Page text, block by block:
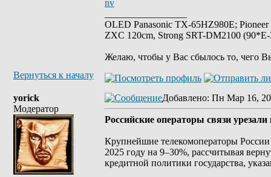
nv
OLED Panasonic TX-65HZ980E;
ZXC 120cm, Strong SRT-DM2100
Желаю, чтобы у Вас сбылось то, чего
Вернуться к началу
yorick
Модератор
Добавлено: Пн Мар 16,
Российские операторы связи
Крупнейшие телекомоператоры
2025 году на 9–30%, рассчитывая
кредитной политики государства,